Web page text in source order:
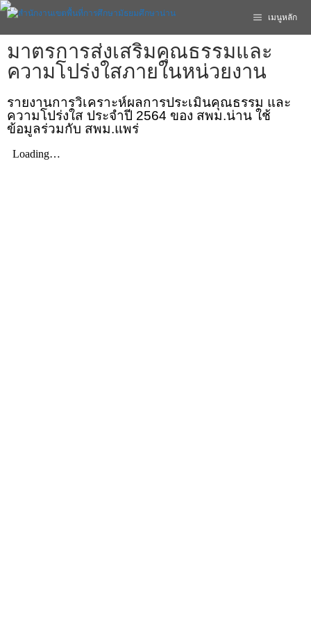
เมนูหลัก
มาตรการส่งเสริมคุณธรรมและ
ความโปร่งใสภายในหน่วยงาน
รายงานการวิเคราะห์ผลการประเมินคุณธรรม และ
ความโปร่งใส ประจำปี 2564 ของ สพม.น่าน ใช้
ข้อมูลร่วมกับ สพม.แพร่